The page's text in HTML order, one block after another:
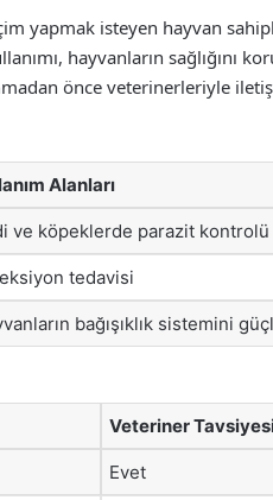
yapmak isteyen hayvan
hayvanların sağlığını
önce veterinerleriyle
Alanları
ve köpeklerde parazit kontrolü
tedavisi
bağışıklık sistemini
Veteriner
Evet